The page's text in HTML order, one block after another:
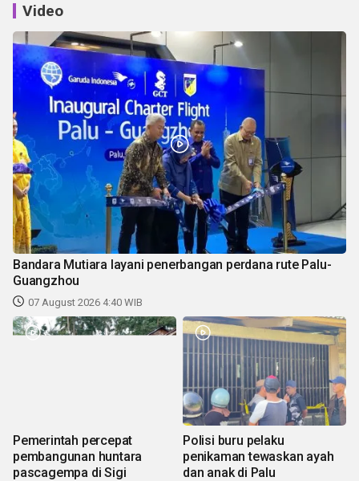
Video
Bandara Mutiara layani penerbangan perdana rute Palu-
Guangzhou
07 August 2026 4:40 WIB
Pemerintah percepat
pembangunan huntara
pascagempa di Sigi
Polisi buru pelaku
penikaman tewaskan ayah
dan anak di Palu